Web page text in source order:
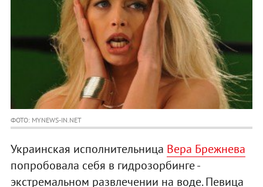
ФОТО: MYNEWS-IN.NET
Украинская исполнительница Вера Брежнева
попробовала себя в гидрозорбинге -
экстремальном развлечении на воде. Певица